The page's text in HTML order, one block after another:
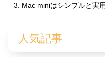
Mac miniはシンプルと実
人気記事